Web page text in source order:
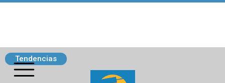
Tendencias